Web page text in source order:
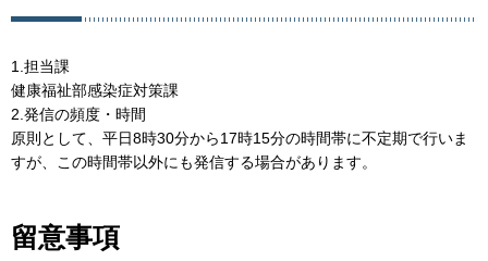
1.担当課
健康福祉部感染症対策課
2.発信の頻度・時間
原則として、平日8時30分から17時15分の時間帯に不定期で行いま
すが、この時間帯以外にも発信する場合があります。
留意事項